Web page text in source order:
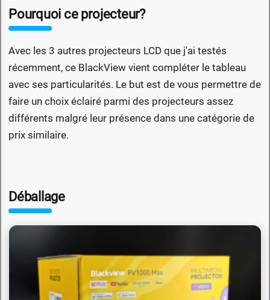
Pourquoi ce projecteur?
Avec les 3 autres projecteurs LCD que j'ai testés
récemment, ce BlackView vient compléter le tableau
avec ses particularités. Le but est de vous permettre de
faire un choix éclairé parmi des projecteurs assez
différents malgré leur présence dans une catégorie de
prix similaire.
Déballage